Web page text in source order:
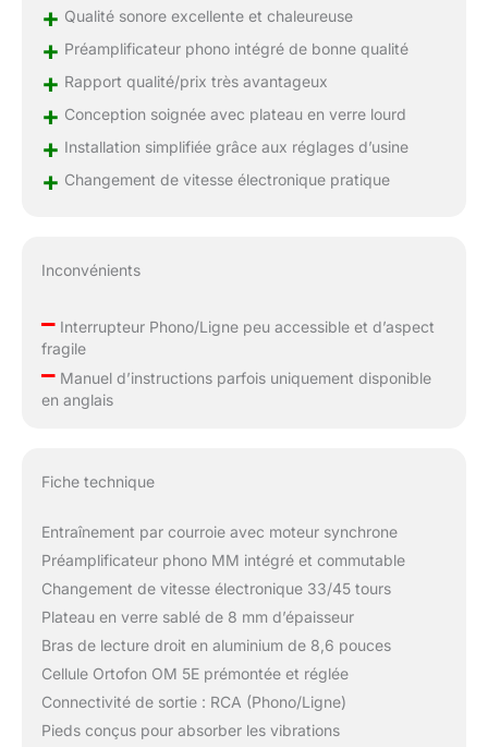
+ Qualité sonore excellente et chaleureuse
+ Préamplificateur phono intégré de bonne qualité
+ Rapport qualité/prix très avantageux
+ Conception soignée avec plateau en verre lourd
+ Installation simplifiée grâce aux réglages d’usine
+ Changement de vitesse électronique pratique
Inconvénients
–Interrupteur Phono/Ligne peu accessible et d’aspect
fragile
–Manuel d’instructions parfois uniquement disponible
en anglais
Fiche technique
Entraînement par courroie avec moteur synchrone
Préamplificateur phono MM intégré et commutable
Changement de vitesse électronique 33/45 tours
Plateau en verre sablé de 8 mm d’épaisseur
Bras de lecture droit en aluminium de 8,6 pouces
Cellule Ortofon OM 5E prémontée et réglée
Connectivité de sortie : RCA (Phono/Ligne)
Pieds conçus pour absorber les vibrations